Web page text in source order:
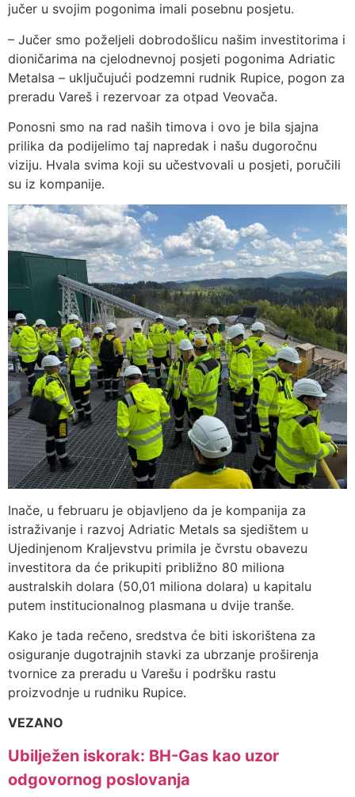
jučer u svojim pogonima imali posebnu posjetu.
– Jučer smo poželjeli dobrodošlicu našim investitorima i
dioničarima na cjelodnevnoj posjeti pogonima Adriatic
Metalsa – uključujući podzemni rudnik Rupice, pogon za
preradu Vareš i rezervoar za otpad Veovača.
Ponosni smo na rad naših timova i ovo je bila sjajna
prilika da podijelimo taj napredak i našu dugoročnu
viziju. Hvala svima koji su učestvovali u posjeti, poručili
su iz kompanije.
Inače, u februaru je objavljeno da je kompanija za
istraživanje i razvoj Adriatic Metals sa sjedištem u
Ujedinjenom Kraljevstvu primila je čvrstu obavezu
investitora da će prikupiti približno 80 miliona
australskih dolara (50,01 miliona dolara) u kapitalu
putem institucionalnog plasmana u dvije tranše.
Kako je tada rečeno, sredstva će biti iskorištena za
osiguranje dugotrajnih stavki za ubrzanje proširenja
tvornice za preradu u Varešu i podršku rastu
proizvodnje u rudniku Rupice.
VEZANO
Ubilježen iskorak: BH-Gas kao uzor
odgovornog poslovanja